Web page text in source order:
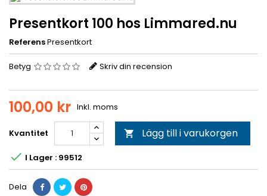
Presentkort 100 hos Limmared.nu
ReferensPresentkort
Betyg Skriv din recension
100,00 kr Inkl. moms
Kvantitet  Lägg till i varukorgen
 I Lager : 99512
Dela